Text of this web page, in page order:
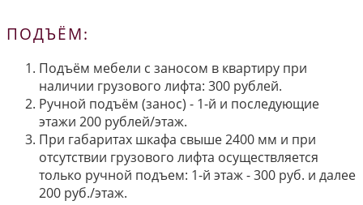
ПОДЪЁМ:
Подъём мебели с заносом в квартиру при
наличии грузового лифта: 300 рублей.
Ручной подъём (занос) - 1-й и последующие
этажи 200 рублей/этаж.
При габаритах шкафа свыше 2400 мм и при
отсутствии грузового лифта осуществляется
только ручной подъем: 1-й этаж - 300 руб. и далее
200 руб./этаж.